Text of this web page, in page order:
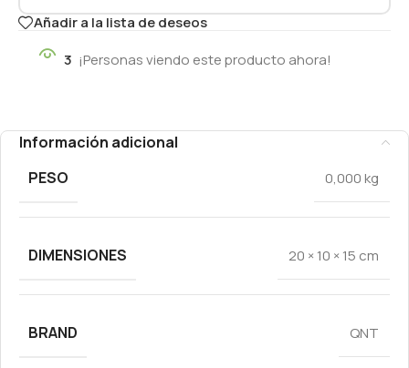
Añadir a la lista de deseos
3 ¡Personas viendo este producto ahora!
Información adicional
PESO
0,000 kg
DIMENSIONES 20 × 10 × 15 cm
BRAND QNT